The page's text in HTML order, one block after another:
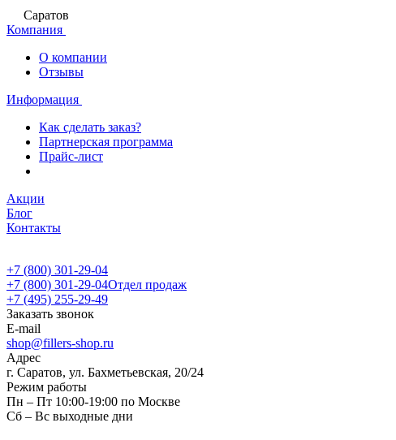
Саратов
Компания
О компании
Отзывы
Информация
Как сделать заказ?
Партнерская программа
Прайс-лист
Акции
Блог
Контакты
+7 (800) 301-29-04
+7 (800) 301-29-04Отдел продаж
+7 (495) 255-29-49
Заказать звонок
E-mail
shop@fillers-shop.ru
Адрес
г. Саратов, ул. Бахметьевская, 20/24
Режим работы
Пн – Пт 10:00-19:00 по Москве
Сб – Вс выходные дни